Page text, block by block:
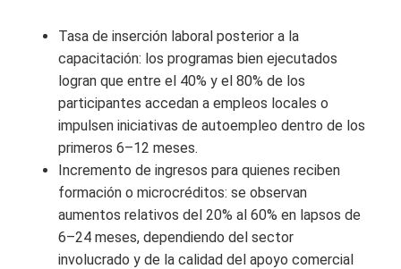
Tasa de inserción laboral posterior a la
capacitación: los programas bien ejecutados
logran que entre el 40% y el 80% de los
participantes accedan a empleos locales o
impulsen iniciativas de autoempleo dentro de los
primeros 6–12 meses.
Incremento de ingresos para quienes reciben
formación o microcréditos: se observan
aumentos relativos del 20% al 60% en lapsos de
6–24 meses, dependiendo del sector
involucrado y de la calidad del apoyo comercial